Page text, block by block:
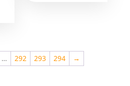
… 292 293 294 →